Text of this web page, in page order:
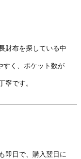
財布を探している中
すく、ポケット数が
寧です。
即日で、購入翌日に